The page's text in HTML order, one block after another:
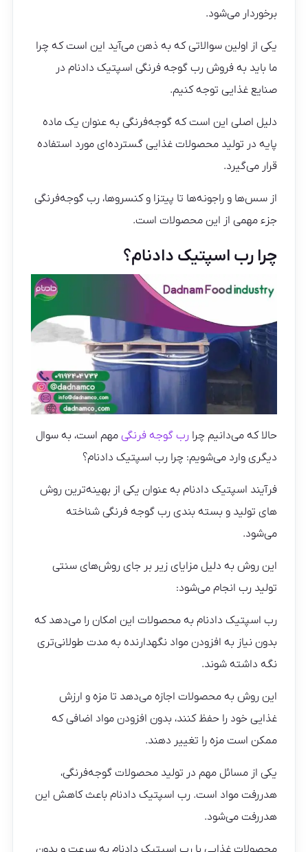
برخوردار می‌شود.
یکی از اولین سوالاتی که به ذهن می‌آید این است که چرا
ما باید به فروش رب گوجه فرنگی اسپتیک دادنام در
صنایع غذایی توجه کنیم.
دلیل اصلی این است که گوجه‌فرنگی به عنوان یک ماده
پایه در تولید محصولات غذایی گسترده‌ای مورد استفاده
قرار می‌گیرد.
از سس‌ها و راجونه‌ها تا پیتزا و کنسروها، رب گوجه‌فرنگی
جزء مهمی از این محصولات است.
چرا رب اسپتیک دادنام؟
حالا که می‌دانیم چرا رب گوجه فرنگی مهم است، به سوال
دیگری وارد می‌شویم: چرا رب اسپتیک دادنام؟
فرآیند اسپتیک دادنام به عنوان یکی از بهینه‌ترین روش
های تولید و بسته بندی رب گوجه فرنگی شناخته
می‌شود.
این روش به دلیل مزایای زیر بر جای روش‌های سنتی
تولید رب انجام می‌شود:
رب اسپتیک دادنام به محصولات این امکان را می‌دهد که
بدون نیاز به افزودن مواد نگهدارنده به مدت طولانی‌تری
نگه داشته شوند.
این روش به محصولات اجازه می‌دهد تا مزه و ارزش
غذایی خود را حفظ کنند، بدون افزودن مواد اضافی که
ممکن است مزه را تغییر دهند.
یکی از مسائل مهم در تولید محصولات گوجه‌فرنگی،
هدررفت مواد است. رب اسپتیک دادنام باعث کاهش این
هدررفت می‌شود.